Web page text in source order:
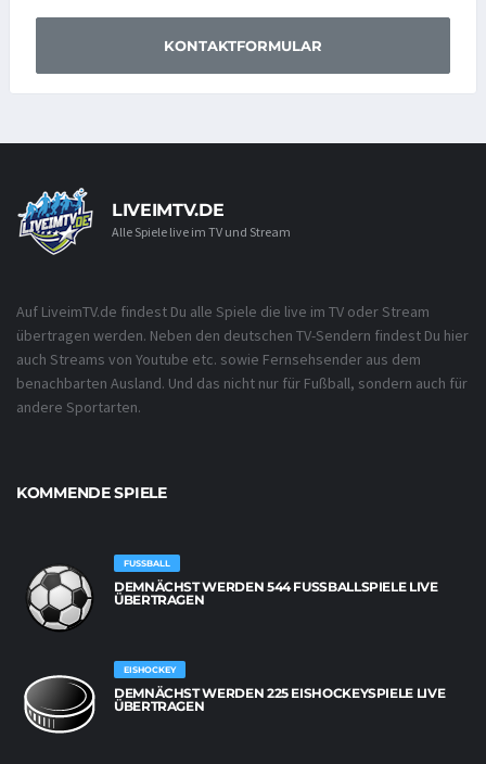
KONTAKTFORMULAR
LIVEIMTV.DE
Alle Spiele live im TV und Stream
Auf LiveimTV.de findest Du alle Spiele die live im TV oder Stream
übertragen werden. Neben den deutschen TV-Sendern findest Du hier
auch Streams von Youtube etc. sowie Fernsehsender aus dem
benachbarten Ausland. Und das nicht nur für Fußball, sondern auch für
andere Sportarten.
KOMMENDE SPIELE
FUSSBALL
DEMNÄCHST WERDEN 544 FUSSBALLSPIELE LIVE Ü
BERTRAGEN
EISHOCKEY
DEMNÄCHST WERDEN 225 EISHOCKEYSPIELE LIVE
ÜBERTRAGEN